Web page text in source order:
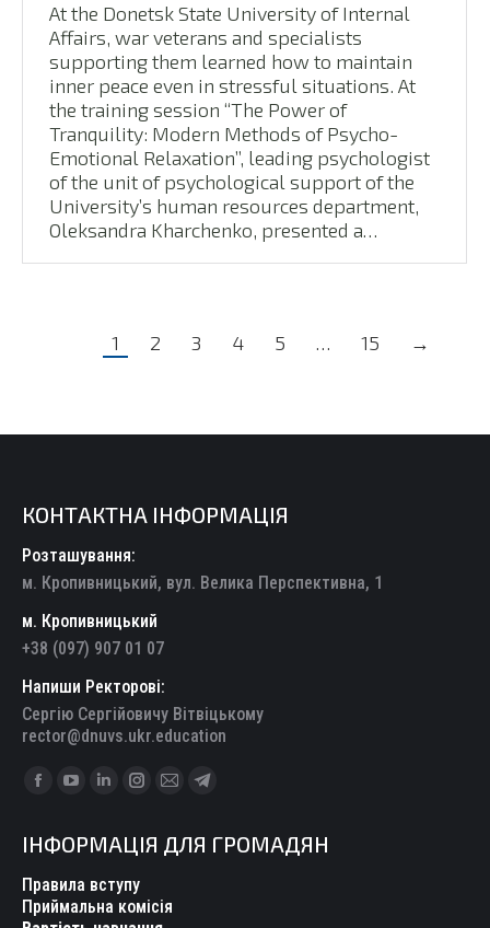
At the Donetsk State University of Internal
Affairs, war veterans and specialists
supporting them learned how to maintain
inner peace even in stressful situations. At
the training session “The Power of
Tranquility: Modern Methods of Psycho-
Emotional Relaxation”, leading psychologist
of the unit of psychological support of the
University’s human resources department,
Oleksandra Kharchenko, presented a…
1 2 3 4 5 … 15 →
КОНТАКТНА ІНФОРМАЦІЯ
Розташування:
м. Кропивницький, вул. Велика Перспективна, 1
м. Кропивницький
+38 (097) 907 01 07
Напиши Ректорові:
Сергію Сергійовичу Вітвіцькому
rector@dnuvs.ukr.education
Find us on:
Facebook
opens
in
new
YouTube
opens
in
new
Linkedin
opens
in
new
Instagram
opens
in
new
Mail
opens
new
Telegram
opens
ІНФОРМАЦІЯ ДЛЯ ГРОМАДЯН
Правила вступу
Приймальна комісія